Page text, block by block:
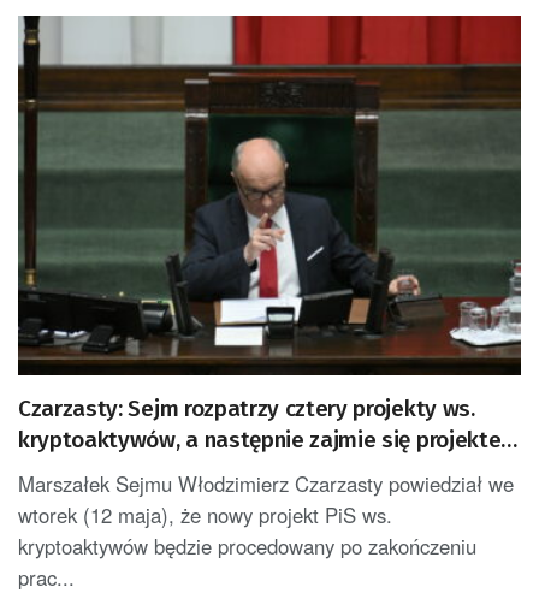
Czarzasty: Sejm rozpatrzy cztery projekty ws.
kryptoaktywów, a następnie zajmie się projektem
PiS w tej sprawie
Marszałek Sejmu Włodzimierz Czarzasty powiedział we
wtorek (12 maja), że nowy projekt PiS ws.
kryptoaktywów będzie procedowany po zakończeniu
prac...